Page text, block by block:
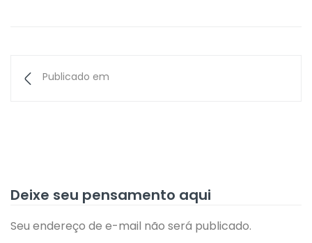
Publicado em
Deixe seu pensamento aqui
Seu endereço de e-mail não será publicado.